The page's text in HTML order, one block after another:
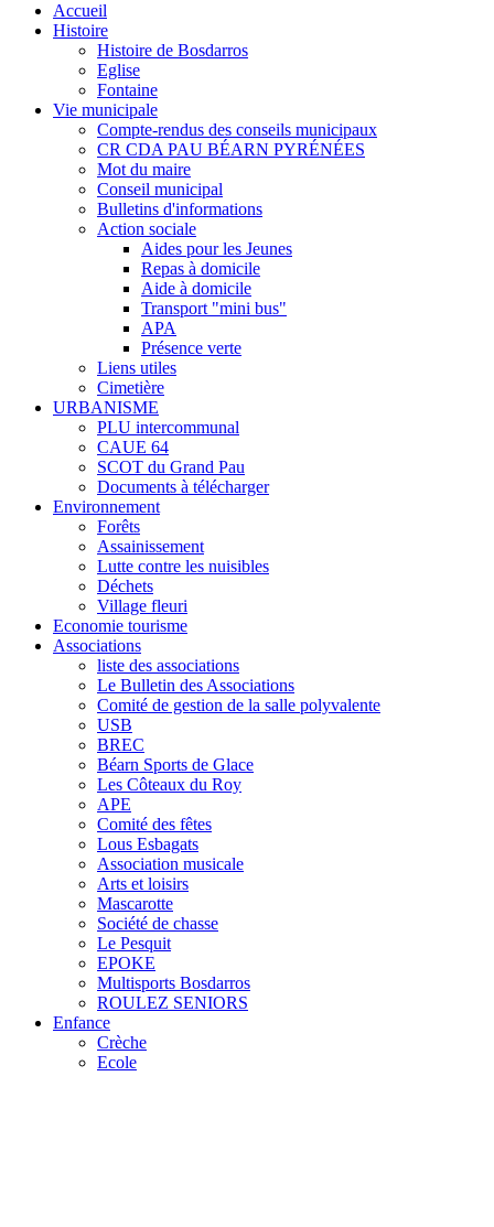
Accueil
Histoire
Histoire de Bosdarros
Eglise
Fontaine
Vie municipale
Compte-rendus des conseils municipaux
CR CDA PAU BÉARN PYRÉNÉES
Mot du maire
Conseil municipal
Bulletins d'informations
Action sociale
Aides pour les Jeunes
Repas à domicile
Aide à domicile
Transport "mini bus"
APA
Présence verte
Liens utiles
Cimetière
URBANISME
PLU intercommunal
CAUE 64
SCOT du Grand Pau
Documents à télécharger
Environnement
Forêts
Assainissement
Lutte contre les nuisibles
Déchets
Village fleuri
Economie tourisme
Associations
liste des associations
Le Bulletin des Associations
Comité de gestion de la salle polyvalente
USB
BREC
Béarn Sports de Glace
Les Côteaux du Roy
APE
Comité des fêtes
Lous Esbagats
Association musicale
Arts et loisirs
Mascarotte
Société de chasse
Le Pesquit
EPOKE
Multisports Bosdarros
ROULEZ SENIORS
Enfance
Crèche
Ecole